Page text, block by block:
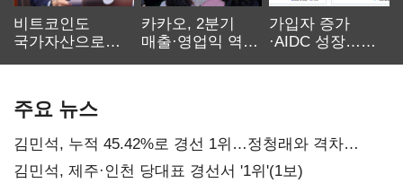
비트코인도
국가자산으로…'
카카오, 2분기
매출·영업익 역대
가입자 증가
·AIDC 성장…
주요 뉴스
김민석, 누적 45.42%로 경선 1위…정청래와 격차
0.86%p(2보)
김민석, 제주·인천 당대표 경선서 '1위'(1보)